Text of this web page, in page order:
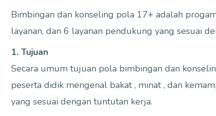
Bimbingan dan konseling pola 17+ adalah
layanan, dan 6 layanan pendukung yang sesuai
1. Tujuan
Secara umum tujuan pola bimbingan dan
peserta didik mengenal bakat , minat , dan
yang sesuai dengan tuntutan kerja.